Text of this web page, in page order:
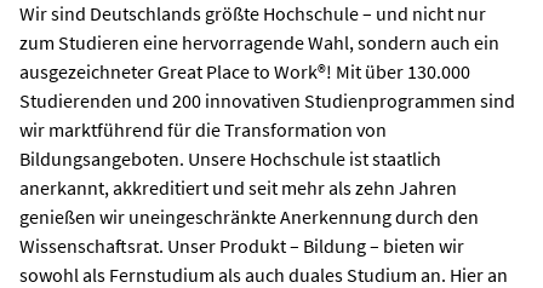
Wir sind Deutschlands größte Hochschule – und nicht nur
zum Studieren eine hervorragende Wahl, sondern auch ein
ausgezeichneter Great Place to Work®! Mit über 130.000
Studierenden und 200 innovativen Studienprogrammen sind
wir marktführend für die Transformation von
Bildungsangeboten. Unsere Hochschule ist staatlich
anerkannt, akkreditiert und seit mehr als zehn Jahren
genießen wir uneingeschränkte Anerkennung durch den
Wissenschaftsrat. Unser Produkt – Bildung – bieten wir
sowohl als Fernstudium als auch duales Studium an. Hier an